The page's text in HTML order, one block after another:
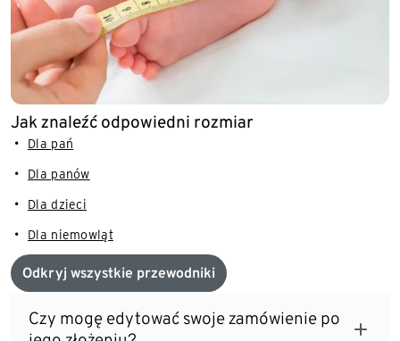
Jak znaleźć odpowiedni rozmiar
Dla pań
Dla panów
Dla dzieci
Dla niemowląt
Odkryj wszystkie przewodniki
Czy mogę edytować swoje zamówienie po